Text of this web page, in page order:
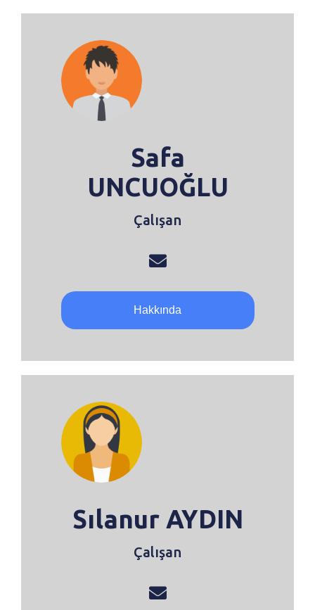
Safa
UNCUOĞLU
Çalışan
Hakkında
Sılanur AYDIN
Çalışan